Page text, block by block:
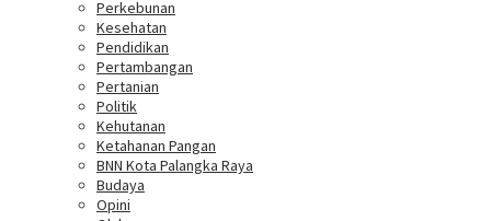
Perkebunan
Kesehatan
Pendidikan
Pertambangan
Pertanian
Politik
Kehutanan
Ketahanan Pangan
BNN Kota Palangka Raya
Budaya
Opini